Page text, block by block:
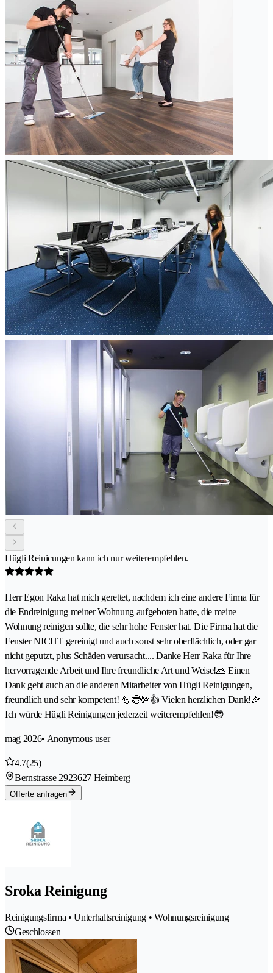
Hügli Reinicungen kann ich nur weiterempfehlen.
Herr Egon Raka hat mich gerettet, nachdem ich eine andere Firma für
die Endreinigung meiner Wohnung aufgeboten hatte, die meine
Wohnung reinigen sollte, die sehr hohe Fenster hat. Die Firma hat die
Fenster NICHT gereinigt und auch sonst sehr oberflächlich, oder gar
nicht geputzt, plus Schäden verursacht.... Danke Herr Raka für Ihre
hervorragende Arbeit und Ihre freundliche Art und Weise!🙏 Einen
Dank geht auch an die anderen Mitarbeiter von Hügli Reinigungen,
freundlich und sehr kompetent! 💪😎💯👍 Vielen herzlichen Dank!🎉
Ich würde Hügli Reinigungen jederzeit weiterempfehlen!😎
mag 2026• Anonymous user
4.7(25)
Bernstrasse 2923627 Heimberg
Offerte anfragen
Sroka Reinigung
Reinigungsfirma • Unterhaltsreinigung • Wohnungsreinigung
Geschlossen